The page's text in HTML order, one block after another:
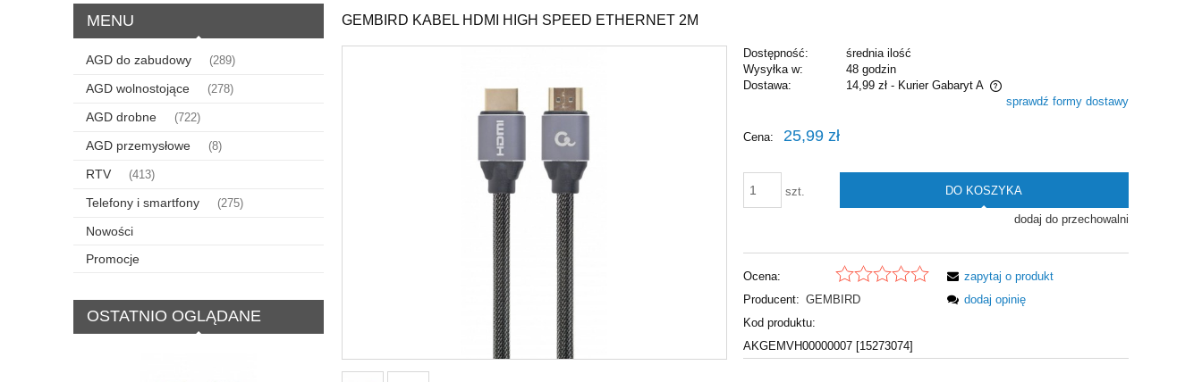
MENU
AGD do zabudowy (289)
AGD wolnostojące (278)
AGD drobne (722)
AGD przemysłowe (8)
RTV (413)
Telefony i smartfony (275)
Nowości
Promocje
OSTATNIO OGLĄDANE
GEMBIRD KABEL HDMI HIGH SPEED ETHERNET 2M
Dostępność:
średnia ilość
Wysyłka w:
48 godzin
Dostawa:
14,99 zł - Kurier Gabaryt A
płatności
sprawdź formy dostawy
Cena: 25,99 zł
szt. DO KOSZYKA
dodaj do przechowalni
Ocena:
Producent: GEMBIRD
Kod produktu:
AKGEMVH00000007 [15273074]
zapytaj o produkt
dodaj opinię